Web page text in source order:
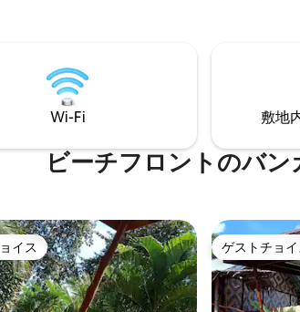
Wi-Fi 敷地
ビーチフロントのバン
イス
イス ゲストチョイ
ゲストチョイ